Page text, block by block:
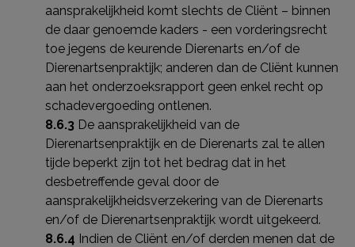
aansprakelijkheid komt slechts de Cliënt – binnen
de daar genoemde kaders - een vorderingsrecht
toe jegens de keurende Dierenarts en/of de
Dierenartsenpraktijk; anderen dan de Cliënt kunnen
aan het onderzoeksrapport geen enkel recht op
schadevergoeding ontlenen.
8.6.3 De aansprakelijkheid van de
Dierenartsenpraktijk en de Dierenarts zal te allen
tijde beperkt zijn tot het bedrag dat in het
desbetreffende geval door de
aansprakelijkheidsverzekering van de Dierenarts
en/of de Dierenartsenpraktijk wordt uitgekeerd.
8.6.4 Indien de Cliënt en/of derden menen dat de